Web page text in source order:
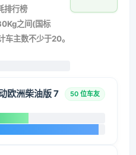
排行榜
之间(国标
主数不少于20。
欧洲柴油版 7
50 位车友